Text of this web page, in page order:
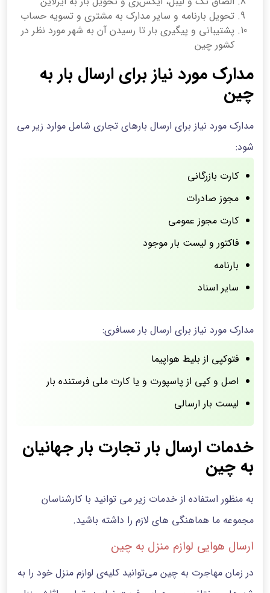
تحویل بارنامه و سایر مدارک به مشتری و تسویه حساب
پشتیبانی و پیگیری بار تا رسیدن آن به شهر مورد نظر در
کشور چین
مدارک مورد نیاز برای ارسال بار به
چین
مدارک مورد نیاز برای ارسال بارهای تجاری شامل موارد زیر می
شود:
کارت بازرگانی
مجوز صادرات
کارت مجوز عمومی
فاکتور و لیست بار موجود
بارنامه
سایر اسناد
مدارک مورد نیاز برای ارسال بار مسافری:
فتوکپی از بلیط هواپیما
اصل و کپی از پاسپورت و یا کارت ملی فرستنده‌ بار
لیست بار ارسالی
خدمات ارسال بار تجارت بار جهانیان
به چین
به منظور استفاده از خدمات زیر می توانید با کارشناسان
مجموعه ما هماهنگی های لازم را داشته باشید.
ارسال هوایی لوازم منزل به چین
در زمان مهاجرت به چین می‌توانید کلیه‌ی لوازم منزل خود را به